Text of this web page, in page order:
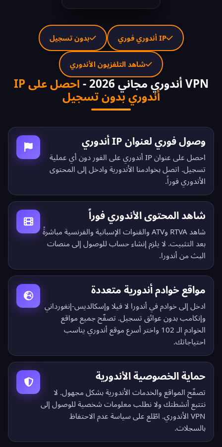
VPN أندوري مجاني 2026 -
احصل على IP
أندوري بدون تسجيل
وصول فوري لعنوان IP أندوري
احصل على عنوان IP أندوري على الفور دون أي عملية
تسجيل. اتصل بخوادمنا الأندورية وادخل إلى المحتوى
الأندوري فوراً.
شاهد المحتوى الأندوري فوراً
شاهد RTVA وATV والقنوات الإسبانية والفرنسية مباشرةً
بعد التثبيت. لا يلزم إنشاء حساب للوصول إلى منصات
البث من أندورا.
مواقع خوادم أندورية متعددة
ادخل إلى خوادم في أندورا لا فيلا وإسكالديس-إنغورداني
وإنكامب بدون عوائق تسجيل. تصفّح جميع مواقع
الخوادم الـ 102
واختر أسرع موقع أندوري يناسب
احتياجاتك.
حماية الخصوصية الأندورية
تصفّح المواقع والخدمات الأندورية بشكل مجهول. لا
نتتبع أنشطتك ولا نطلب معلومات شخصية للوصول إلى
VPN الأندوري. اطّلع على
سياسة عدم الاحتفاظ
بالسجلات.
IP أندوري فوري بدون تسجيل
شاهد التلفزيون الأندوري